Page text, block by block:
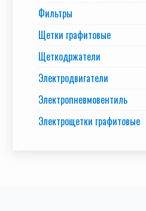
Фильтры
Щетки графитовые
Щеткодржатели
Электродвигатели
Электропневмовентиль
Электрощетки графитовые